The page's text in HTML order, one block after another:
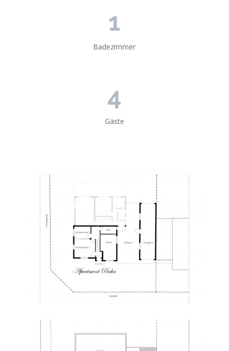
1
Badezimmer
4
Gäste